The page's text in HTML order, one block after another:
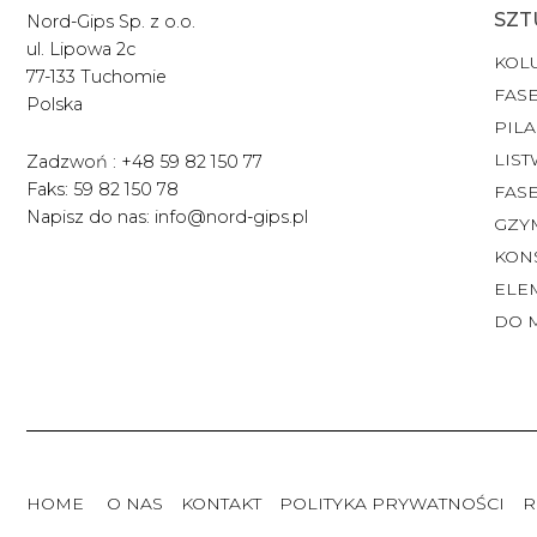
Nord-Gips Sp. z o.o.
ul. Lipowa 2c
77-133 Tuchomie
Polska
Zadzwoń : +48 59 82 150 77
Faks: 59 82 150 78
Napisz do nas: info@nord-gips.pl
DO
HOME O NAS KONTAKT POLITYKA PRYWATNOŚCI